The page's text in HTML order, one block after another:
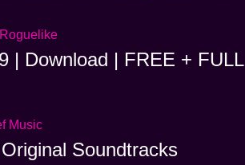
| Download | FREE + FULL
Soundtracks